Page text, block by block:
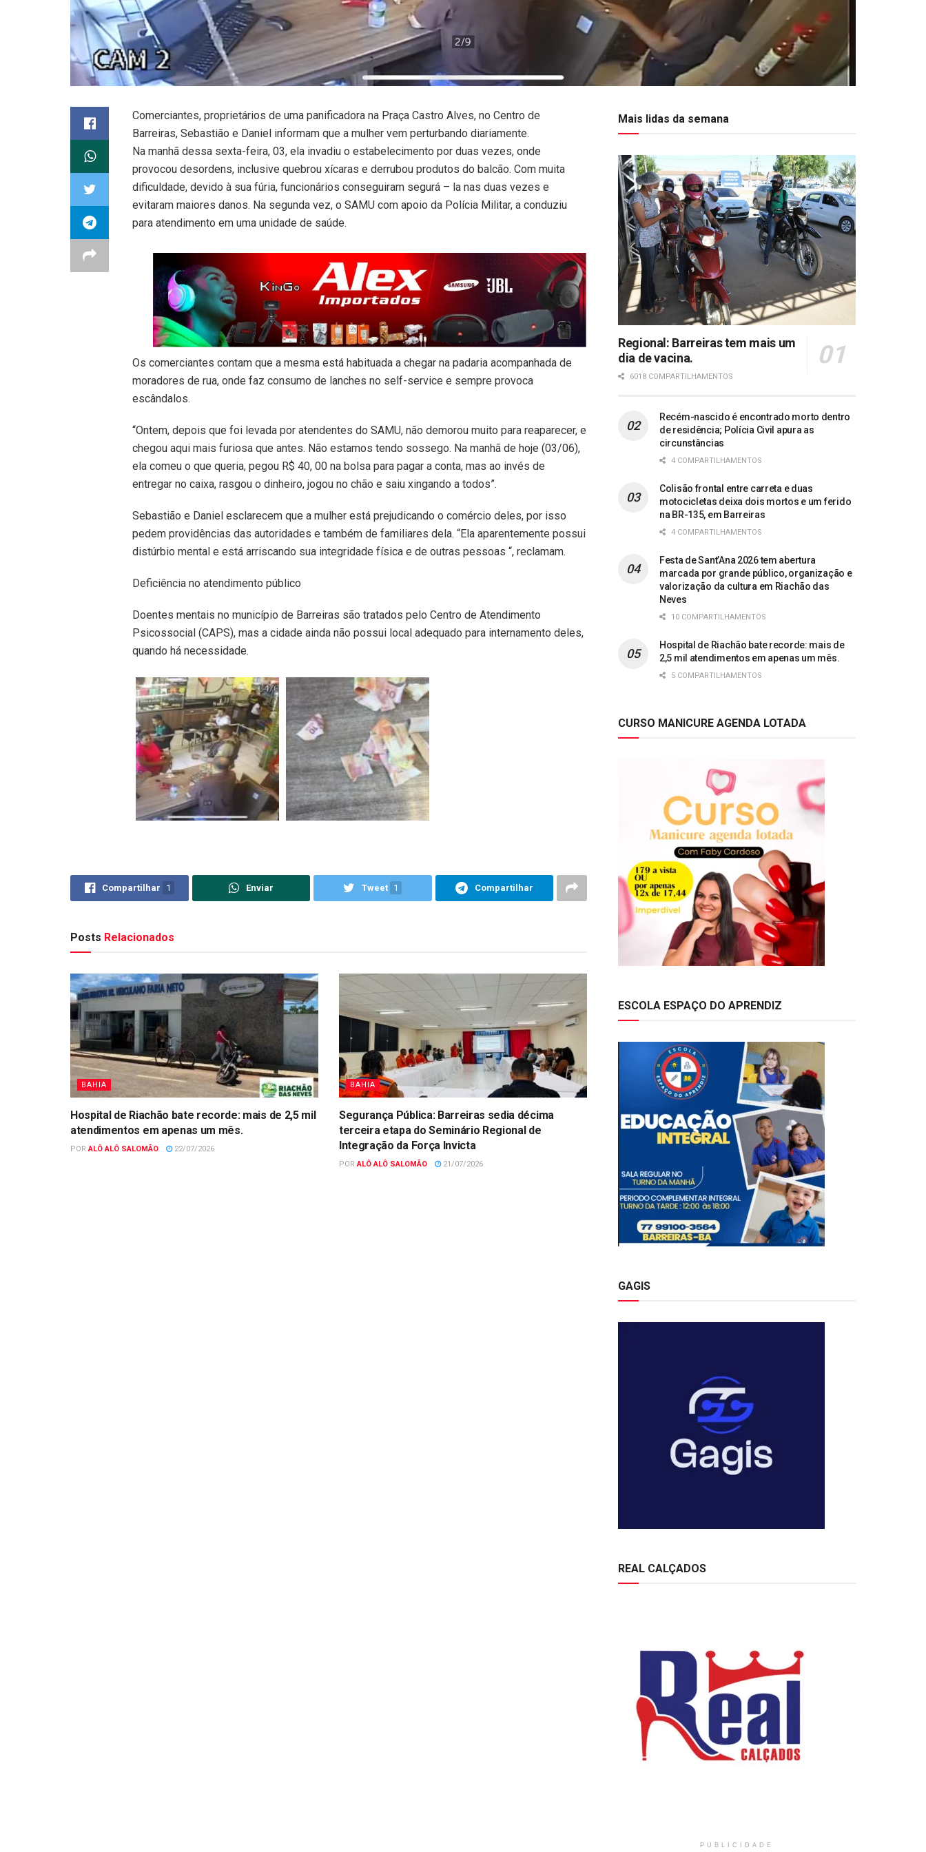
Comerciantes, proprietários de uma panificadora na Praça Castro Alves, no Centro de
Barreiras, Sebastião e Daniel informam que a mulher vem perturbando diariamente.
Na manhã dessa sexta-feira, 03, ela invadiu o estabelecimento por duas vezes, onde
provocou desordens, inclusive quebrou xícaras e derrubou produtos do balcão. Com muita
dificuldade, devido à sua fúria, funcionários conseguiram segurá – la nas duas vezes e
evitaram maiores danos. Na segunda vez, o SAMU com apoio da Polícia Militar, a conduziu
para atendimento em uma unidade de saúde.
Os comerciantes contam que a mesma está habituada a chegar na padaria acompanhada de
moradores de rua, onde faz consumo de lanches no self-service e sempre provoca
escândalos.
“Ontem, depois que foi levada por atendentes do SAMU, não demorou muito para reaparecer, e
chegou aqui mais furiosa que antes. Não estamos tendo sossego. Na manhã de hoje (03/06),
ela comeu o que queria, pegou R$ 40, 00 na bolsa para pagar a conta, mas ao invés de
entregar no caixa, rasgou o dinheiro, jogou no chão e saiu xingando a todos”.
Sebastião e Daniel esclarecem que a mulher está prejudicando o comércio deles, por isso
pedem providências das autoridades e também de familiares dela. “Ela aparentemente possui
distúrbio mental e está arriscando sua integridade física e de outras pessoas “, reclamam.
Deficiência no atendimento público
Doentes mentais no município de Barreiras são tratados pelo Centro de Atendimento
Psicossocial (CAPS), mas a cidade ainda não possui local adequado para internamento deles,
quando há necessidade.
Compartilhar 1 Enviar Tweet 1 Compartilhar
Posts Relacionados
BAHIA
Hospital de Riachão bate recorde: mais de 2,5 mil
atendimentos em apenas um mês.
POR ALÔ ALÔ SALOMÃO 22/07/2026
BAHIA
Segurança Pública: Barreiras sedia décima
terceira etapa do Seminário Regional de
Integração da Força Invicta
POR ALÔ ALÔ SALOMÃO 21/07/2026
Mais lidas da semana
Regional: Barreiras tem mais um
dia de vacina.
6018 COMPARTILHAMENTOS
Recém-nascido é encontrado morto dentro
de residência; Polícia Civil apura as
circunstâncias
4 COMPARTILHAMENTOS
Colisão frontal entre carreta e duas
motocicletas deixa dois mortos e um ferido
na BR-135, em Barreiras
4 COMPARTILHAMENTOS
Festa de Sant’Ana 2026 tem abertura
marcada por grande público, organização e
valorização da cultura em Riachão das
Neves
10 COMPARTILHAMENTOS
Hospital de Riachão bate recorde: mais de
2,5 mil atendimentos em apenas um mês.
5 COMPARTILHAMENTOS
CURSO MANICURE AGENDA LOTADA
ESCOLA ESPAÇO DO APRENDIZ
GAGIS
REAL CALÇADOS
PUBLICIDADE